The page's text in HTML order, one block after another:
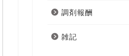
調剤報酬
雑記